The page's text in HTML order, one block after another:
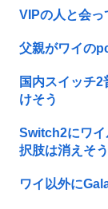
VIPの人と会っ
父親がワイの
国内スイッチ
けそう
Switch2にワイ
択肢は消えそ
ワイ以外に